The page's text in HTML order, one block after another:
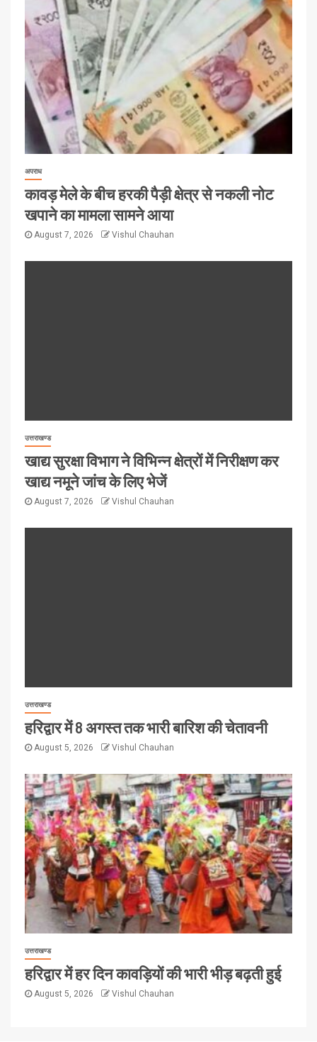
अपराध
कावड़ मेले के बीच हरकी पैड़ी क्षेत्र से नकली नोट
खपाने का मामला सामने आया
August 7, 2026 Vishul Chauhan
उत्तराखण्ड
खाद्य सुरक्षा विभाग ने विभिन्न क्षेत्रों में निरीक्षण कर
खाद्य नमूने जांच के लिए भेजें
August 7, 2026 Vishul Chauhan
उत्तराखण्ड
हरिद्वार में 8 अगस्त तक भारी बारिश की चेतावनी
August 5, 2026 Vishul Chauhan
उत्तराखण्ड
हरिद्वार में हर दिन कावड़ियों की भारी भीड़ बढ़ती हुई
August 5, 2026 Vishul Chauhan